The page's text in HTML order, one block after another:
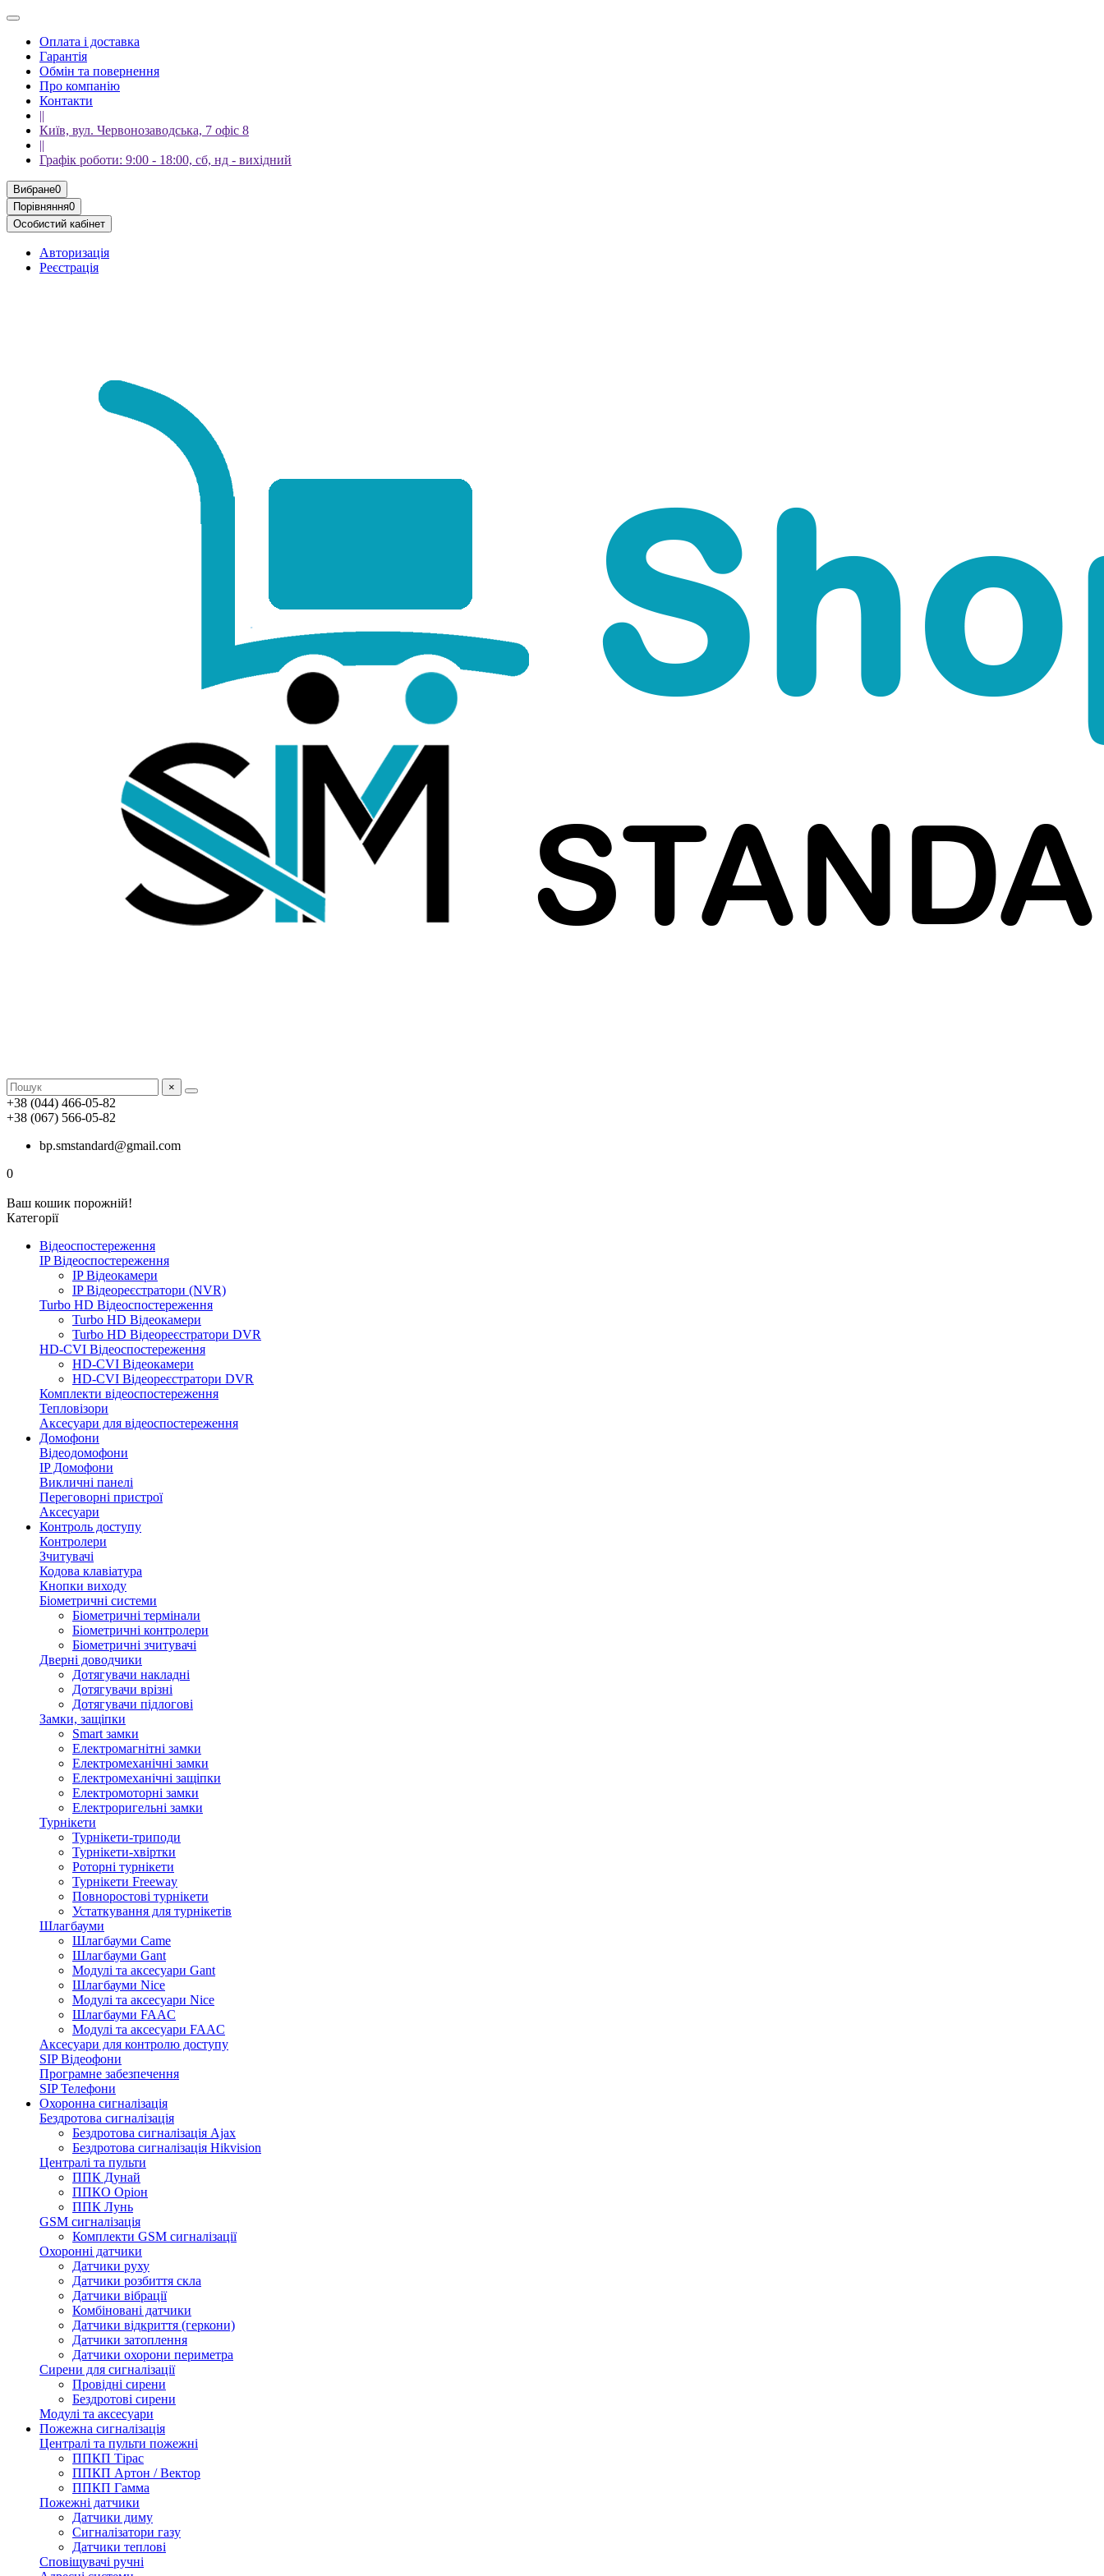
Оплата і доставка
Гарантія
Обмін та повернення
Про компанію
Контакти
||
Київ, вул. Червонозаводська, 7 офіс 8
||
Графік роботи: 9:00 - 18:00, сб, нд - вихідний
Вибране0
Порівняння0
Особистий кабінет
Авторизація
Реєстрація
×
+38 (044) 466-05-82
+38 (067) 566-05-82
bp.smstandard@gmail.com
0
Ваш кошик порожній!
Категорії
Відеоспостереження
IP Відеоспостереження
IP Відеокамери
IP Відеореєстратори (NVR)
Turbo HD Відеоспостереження
Turbo HD Відеокамери
Turbo HD Відеореєстратори DVR
HD-CVI Відеоспостереження
HD-CVI Відеокамери
HD-CVI Відеореєстратори DVR
Комплекти відеоспостереження
Тепловізори
Аксесуари для відеоспостереження
Домофони
Відеодомофони
IP Домофони
Викличні панелі
Переговорні пристрої
Аксесуари
Контроль доступу
Контролери
Зчитувачі
Кодова клавіатура
Кнопки виходу
Біометричні системи
Біометричні термінали
Біометричні контролери
Біометричні зчитувачі
Дверні доводчики
Дотягувачи накладні
Дотягувачи врізні
Дотягувачи підлогові
Замки, защіпки
Smart замки
Електромагнітні замки
Електромеханічні замки
Електромеханічні защіпки
Електромоторні замки
Електроригельні замки
Турнікети
Турнікети-триподи
Турнікети-хвіртки
Роторні турнікети
Турнікети Freeway
Повноростові турнікети
Устаткування для турнікетів
Шлагбауми
Шлагбауми Came
Шлагбауми Gant
Модулі та аксесуари Gant
Шлагбауми Nice
Модулі та аксесуари Nice
Шлагбауми FAAC
Модулі та аксесуари FAAC
Аксесуари для контролю доступу
SIP Відеофони
Програмне забезпечення
SIP Телефони
Охоронна сигналізація
Бездротова сигналізація
Бездротова сигналізація Ajax
Бездротова сигналізація Hikvision
Централі та пульти
ППК Дунай
ППКО Оріон
ППК Лунь
GSM сигналізація
Комплекти GSM сигналізації
Охоронні датчики
Датчики руху
Датчики розбиття скла
Датчики вібрації
Комбіновані датчики
Датчики відкриття (геркони)
Датчики затоплення
Датчики охорони периметра
Сирени для сигналізації
Провідні сирени
Бездротові сирени
Модулі та аксесуари
Пожежна сигналізація
Централі та пульти пожежні
ППКП Тірас
ППКП Артон / Вектор
ППКП Гамма
Пожежні датчики
Датчики диму
Сигналізатори газу
Датчики теплові
Сповіщувачі ручні